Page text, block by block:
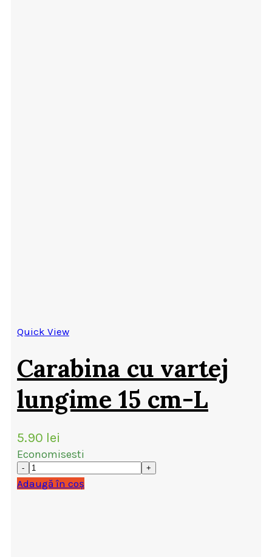
Quick View
Carabina cu vartej
lungime 15 cm-L
5.90 lei
Economisesti
Adaugă în coș